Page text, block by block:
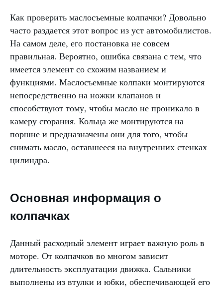
Как проверить маслосъемные колпачки? Довольно
часто раздается этот вопрос из уст автомобилистов.
На самом деле, его постановка не совсем
правильная. Вероятно, ошибка связана с тем, что
имеется элемент со схожим названием и
функциями. Маслосъемные колпаки монтируются
непосредственно на ножки клапанов и
способствуют тому, чтобы масло не проникало в
камеру сгорания. Кольца же монтируются на
поршне и предназначены они для того, чтобы
снимать масло, оставшееся на внутренних стенках
цилиндра.
Основная информация о
колпачках
Данный расходный элемент играет важную роль в
моторе. От колпачков во многом зависит
длительность эксплуатации движка. Сальники
выполнены из втулки и юбки, обеспечивающей его